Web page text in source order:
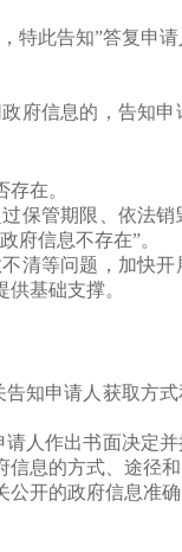
特此告知”答复申
府信息的，告知
在。
保管期限、依法销
府信息不存在”。
清等问题，加快
基础支撑。
知申请人获取方
人作出书面决定
息的方式、途径和
开的政府信息准确